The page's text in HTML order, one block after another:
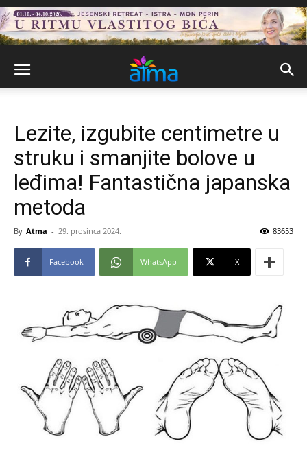
Lezite, izgubite centimetre u
struku i smanjite bolove u
leđima! Fantastična japanska
metoda
By Atma - 29. prosinca 2024. 83653
Facebook WhatsApp X